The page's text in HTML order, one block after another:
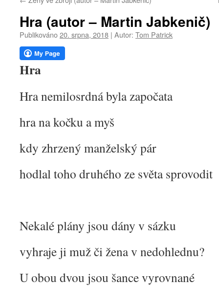
webu
Hra (autor – Martin Jabkenič)
Publikováno20. srpna, 2018 | Autor: Tom Patrick
Hra
Hra nemilosrdná byla započata
hra na kočku a myš
kdy zhrzený manželský pár
hodlal toho druhého ze světa sprovodit
Nekalé plány jsou dány v sázku
vyhraje ji muž či žena v nedohlednu?
U obou dvou jsou šance vyrovnané